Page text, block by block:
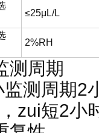
≤25μL/L
2%RH
测周期
监测周期2
zui短 2小